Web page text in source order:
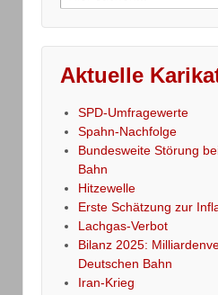
for:
Aktuelle
SPD-Umfragewerte
Spahn-Nachfolge
Bundesweite Störung
Bahn
Hitzewelle
Erste Schätzung zur
Lachgas-Verbot
Bilanz 2025:
Deutschen Bahn
Iran-Krieg